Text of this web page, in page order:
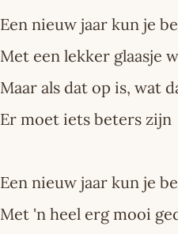
Een nieuw jaar kun je
Met een lekker glaasje
Maar als dat op is, wat
Er moet iets beters zijn
Een nieuw jaar kun je
Met 'n heel erg mooi